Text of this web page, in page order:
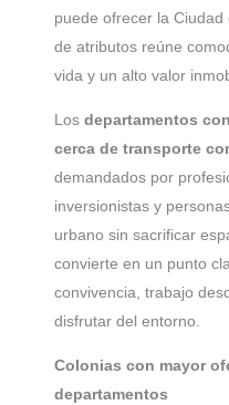
puede ofrecer la
de atributos reúne
vida y un alto valor
Los departamentos
cerca de transporte
demandados por
inversionistas y
urbano sin sacrificar
convierte en un punto
convivencia, trabajo
disfrutar del entorno.
Colonias con mayor
departamentos